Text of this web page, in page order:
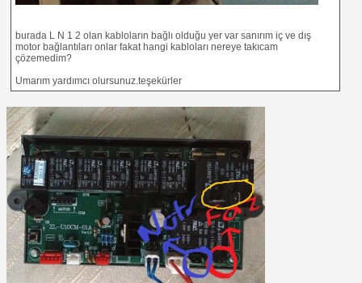
burada L N 1 2 olan kabloların bağlı olduğu yer var sanırım iç ve dış
motor bağlantıları onlar fakat hangi kabloları nereye takıcam
çözemedim?
Umarım yardımcı olursunuz.teşekürler